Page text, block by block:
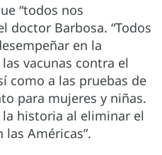
“todos nos
doctor Barbosa. “Todos
en la
vacunas contra el
como a las pruebas de
para mujeres y niñas.
historia al eliminar el
Américas”.